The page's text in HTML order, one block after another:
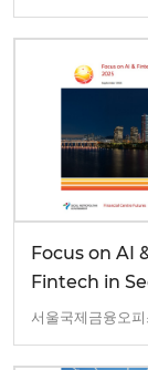
Focus on AI
Fintech in
2025 (Z/YEN
보고서)
서울국제금융오피